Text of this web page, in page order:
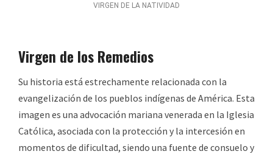
VIRGEN DE LA NATIVIDAD
Virgen de los Remedios
Su historia está estrechamente relacionada con la
evangelización de los pueblos indígenas de América. Esta
imagen es una advocación mariana venerada en la Iglesia
Católica, asociada con la protección y la intercesión en
momentos de dificultad, siendo una fuente de consuelo y